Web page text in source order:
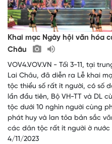
Khai mạc Ngày hội văn hóa
Châu
VOV4.VOV.VN - Tối 3-11, tại
Lai Châu, đã diễn ra Lễ khai
tộc thiểu số rất ít người, có số
lần đầu tiên, Bộ VH-TT và DL
tộc dưới 10 nghìn người cùng
phát huy và lan tỏa bản sắc
các dân tộc rất ít người ờ nước
4/11/2023